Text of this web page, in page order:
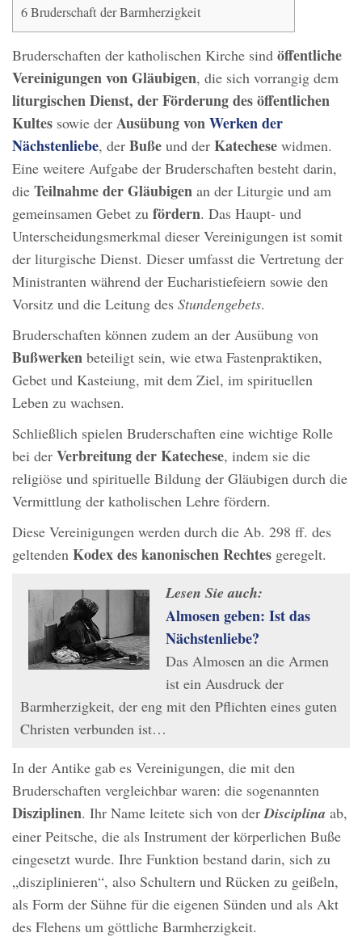
6Bruderschaft der Barmherzigkeit
Bruderschaften der katholischen Kirche sind öffentliche
Vereinigungen von Gläubigen, die sich vorrangig dem
liturgischen Dienst, der Förderung des öffentlichen
Kultes sowie der Ausübung vonWerken der
Nächstenliebe, der Buße und der Katechese widmen.
Eine weitere Aufgabe der Bruderschaften besteht darin,
die Teilnahme der Gläubigen an der Liturgie und am
gemeinsamen Gebet zu fördern. Das Haupt- und
Unterscheidungsmerkmal dieser Vereinigungen ist somit
der liturgische Dienst. Dieser umfasst die Vertretung der
Ministranten während der Eucharistiefeiern sowie den
Vorsitz und die Leitung des Stundengebets.
Bruderschaften können zudem an der Ausübung von
Bußwerken beteiligt sein, wie etwa Fastenpraktiken,
Gebet und Kasteiung, mit dem Ziel, im spirituellen
Leben zu wachsen.
Schließlich spielen Bruderschaften eine wichtige Rolle
bei der Verbreitung der Katechese, indem sie die
religiöse und spirituelle Bildung der Gläubigen durch die
Vermittlung der katholischen Lehre fördern.
Diese Vereinigungen werden durch die Ab. 298 ff. des
geltenden Kodex des kanonischen Rechtes geregelt.
Lesen Sie auch:
Almosen geben: Ist das
Nächstenliebe?
Das Almosen an die Armen
ist ein Ausdruck der
Barmherzigkeit, der eng mit den Pflichten eines guten
Christen verbunden ist…
In der Antike gab es Vereinigungen, die mit den
Bruderschaften vergleichbar waren: die sogenannten
Disziplinen. Ihr Name leitete sich von derDisciplina ab,
einer Peitsche, die als Instrument der körperlichen Buße
eingesetzt wurde. Ihre Funktion bestand darin, sich zu
„disziplinieren“, also Schultern und Rücken zu geißeln,
als Form der Sühne für die eigenen Sünden und als Akt
des Flehens um göttliche Barmherzigkeit.